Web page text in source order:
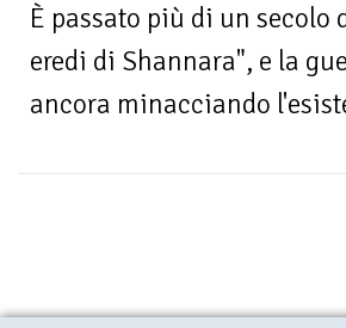
È passato più di un
eredi di Shannara", e la
ancora minacciando